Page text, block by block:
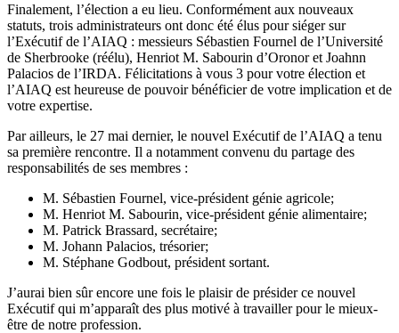
Finalement, l’élection a eu lieu. Conformément aux nouveaux
statuts, trois administrateurs ont donc été élus pour siéger sur
l’Exécutif de l’AIAQ : messieurs Sébastien Fournel de l’Université
de Sherbrooke (réélu), Henriot M. Sabourin d’Oronor et Joahnn
Palacios de l’IRDA. Félicitations à vous 3 pour votre élection et
l’AIAQ est heureuse de pouvoir bénéficier de votre implication et de
votre expertise.
Par ailleurs, le 27 mai dernier, le nouvel Exécutif de l’AIAQ a tenu
sa première rencontre. Il a notamment convenu du partage des
responsabilités de ses membres :
M. Sébastien Fournel, vice-président génie agricole;
M. Henriot M. Sabourin, vice-président génie alimentaire;
M. Patrick Brassard, secrétaire;
M. Johann Palacios, trésorier;
M. Stéphane Godbout, président sortant.
J’aurai bien sûr encore une fois le plaisir de présider ce nouvel
Exécutif qui m’apparaît des plus motivé à travailler pour le mieux-
être de notre profession.